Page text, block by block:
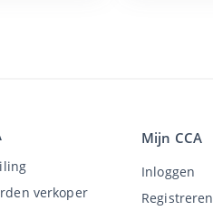
verkoper
Mijn CCA
Inloggen
Registreren